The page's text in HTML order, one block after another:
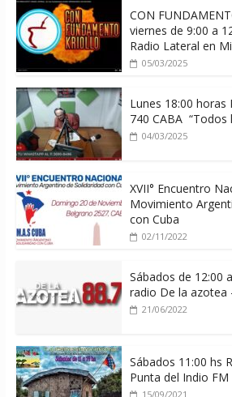
CON
viernes de 9:00 a
Radio Lateral en
05/03/2025
Lunes 18:00 horas
740 CABA “Todos
04/03/2025
XVII° Encuentro
Movimiento
con Cuba
02/11/2022
Sábados de 12:00
radio De la azotea
21/06/2022
Sábados 11:00 hs
Punta del Indio FM
15/09/2021